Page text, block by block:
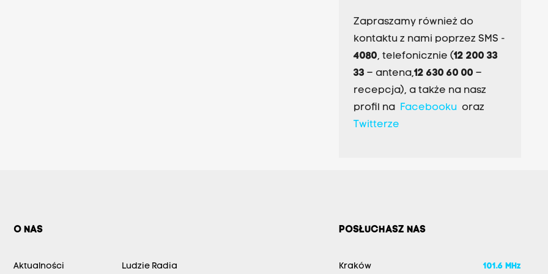
Zapraszamy również do
kontaktu z nami poprzez SMS -
4080, telefonicznie (12 200 33
33– antena,12 630 60 00 –
recepcja), a także na nasz
profil na Facebookuoraz
Twitterze
O NAS
Aktualności Ludzie Radia
POSŁUCHASZ NAS
Kraków 101.6 MHz